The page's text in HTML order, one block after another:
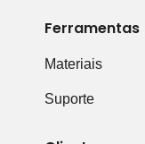
Ferramentas
Materiais
Suporte